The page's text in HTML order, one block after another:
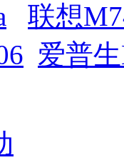
联想
爱普